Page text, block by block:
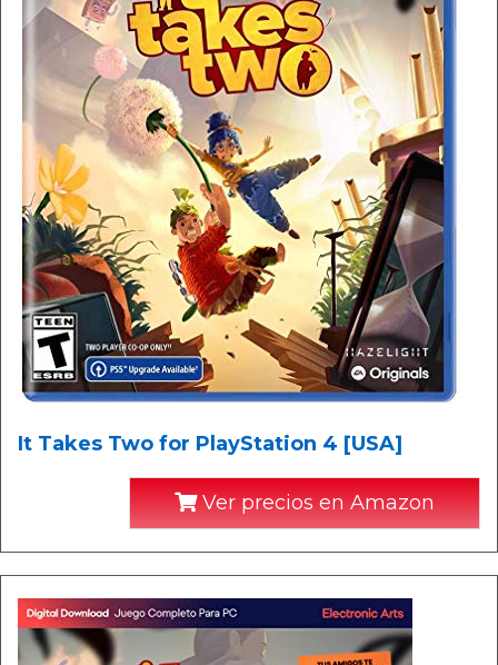
It Takes Two for PlayStation 4 [USA]
Ver precios en Amazon